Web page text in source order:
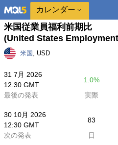
カレンダー
米国従業員福利前期比
(United States
米国 , USD
31 7月 2026
12:30 GMT
1.0%
最後の発表
実際
30 10月 2026
12:30 GMT
83
次の発表
日